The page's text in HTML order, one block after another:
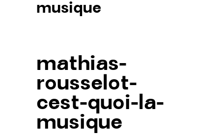
musique
mathias-
rousselot-
cest-quoi-la-
musique